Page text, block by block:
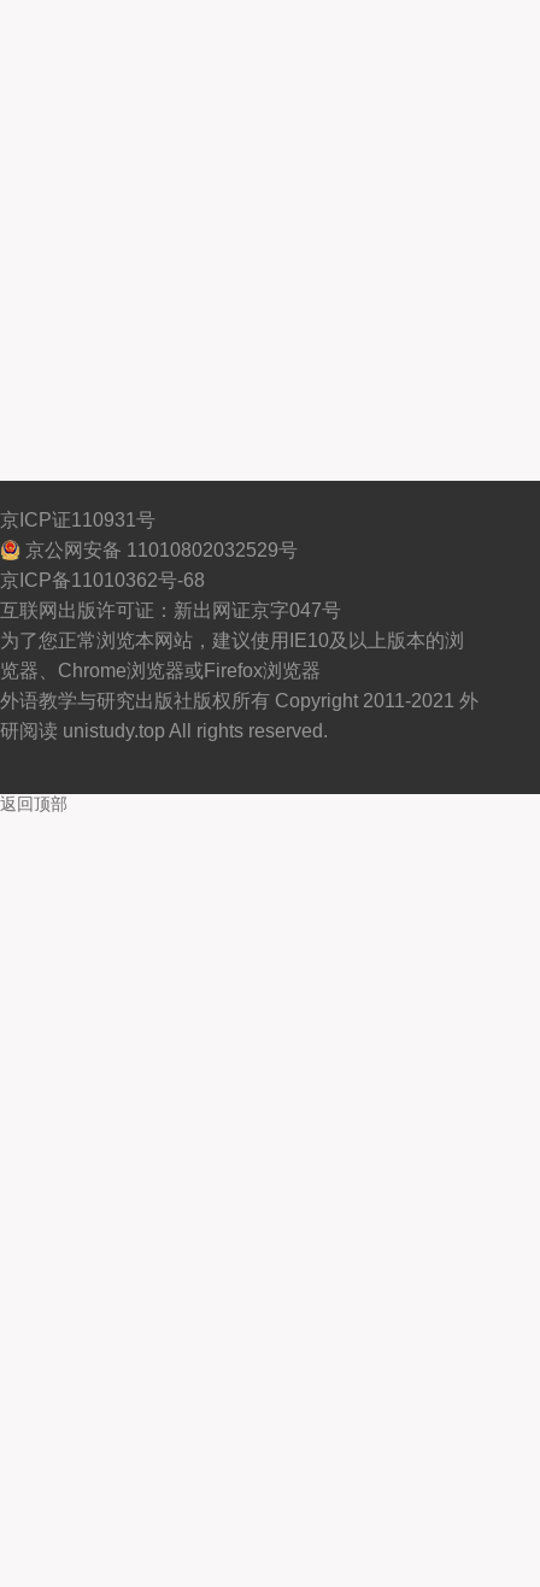
京ICP证110931号
京公网安备 11010802032529号
京ICP备11010362号-68
互联网出版许可证：新出网证京字047号
为了您正常浏览本网站，建议使用IE10及以上版本的浏
览器、Chrome浏览器或Firefox浏览器
外语教学与研究出版社版权所有 Copyright 2011-2021 外
研阅读 unistudy.top All rights reserved.
返回顶部